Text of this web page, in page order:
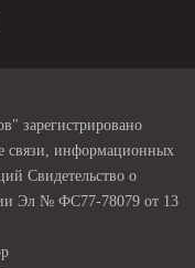
зарегистрировано
связи, информационных
Свидетельство о
Эл № ФС77-78079 от 13